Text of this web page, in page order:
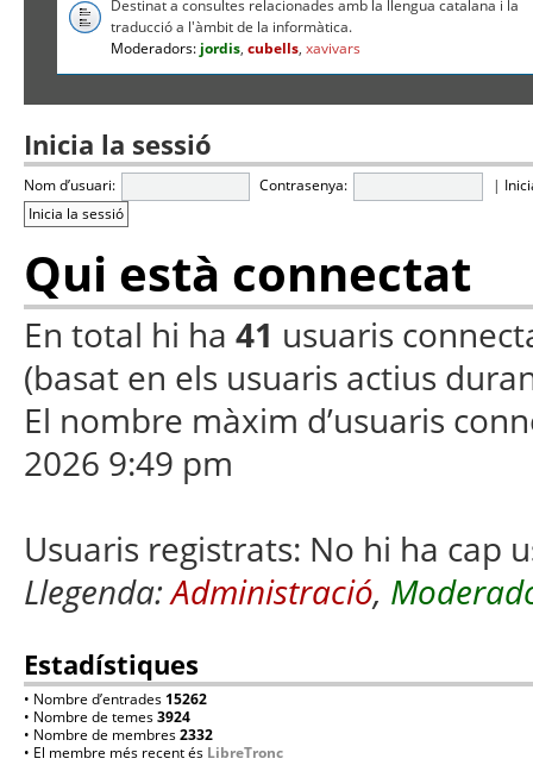
Destinat a consultes relacionades amb la llengua catalana i la
traducció a l'àmbit de la informàtica.
Moderadors: jordis,cubells,xavivars
Inicia la sessió
Nom d’usuari: Contrasenya: |
Qui està connectat
En total hi ha 41 usuaris
(basat en els usuaris actius
El nombre màxim d’usuaris
2026 9:49 pm
Usuaris registrats: No hi ha cap
Llegenda:Administració,
Estadístiques
• Nombre d’entrades 15262
• Nombre de temes3924
• Nombre de membres2332
• El membre més recent és LibreTronc